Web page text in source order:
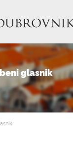
GRADSKA UPRAVA
SAMOUPRAVA
glasnik